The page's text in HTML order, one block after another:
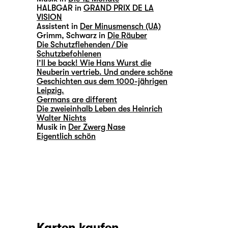
HALBGAR in GRAND PRIX DE LA
VISION
Assistent in Der Minusmensch (UA)
Grimm, Schwarz in Die Räuber
Die Schutzflehenden / Die
Schutzbefohlenen
I’ll be back! Wie Hans Wurst die
Neuberin vertrieb. Und andere schöne
Geschichten aus dem 1000-jährigen
Leipzig.
Germans are different
Die zweieinhalb Leben des Heinrich
Walter Nichts
Musik in Der Zwerg Nase
Eigentlich schön